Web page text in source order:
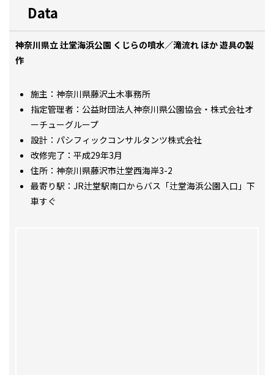
Data
神奈川県立 辻堂海浜公園 くじらの噴水／滝流れ ほか 遊具の製
作
施主：神奈川県藤沢土木事務所
指定管理者：公益財団法人神奈川県公園協会・株式会社オ
ーチューグループ
設計：パシフィックコンサルタンツ株式会社
改修完了：平成29年3月
住所：神奈川県藤沢市辻堂西海岸3-2
最寄り駅：JR辻堂駅南口からバス「辻堂海浜公園入口」下
車すぐ